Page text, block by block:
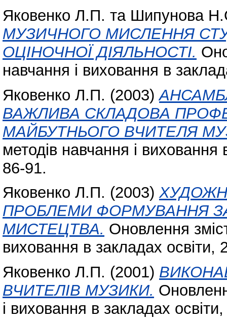
Яковенко Л.П. та Шипунова
МУЗИЧНОГО МИСЛЕННЯ
ОЦІНОЧНОЇ ДІЯЛЬНОСТІ.
навчання і виховання в
Яковенко Л.П. (2003)
ВАЖЛИВА СКЛАДОВА
МАЙБУТНЬОГО ВЧИТЕЛЯ
методів навчання і
86-91.
Яковенко Л.П. (2003)
ПРОБЛЕМИ ФОРМУВАННЯ
МИСТЕЦТВА. Оновлення
виховання в закладах
Яковенко Л.П. (2001)
ВЧИТЕЛІВ МУЗИКИ.
і виховання в закладах